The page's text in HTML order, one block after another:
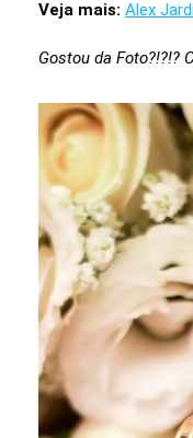
Veja mais: Alex
Gostou da Foto?!?!?